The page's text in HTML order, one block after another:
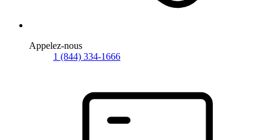
Appelez-nous
1 (844) 334-1666